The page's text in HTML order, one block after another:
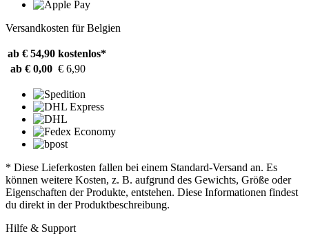
Versandkosten für Belgien
ab € 54,90 kostenlos*
ab € 0,00 € 6,90
* Diese Lieferkosten fallen bei einem Standard-Versand an. Es
können weitere Kosten, z. B. aufgrund des Gewichts, Größe oder
Eigenschaften der Produkte, entstehen. Diese Informationen findest
du direkt in der Produktbeschreibung.
Hilfe & Support